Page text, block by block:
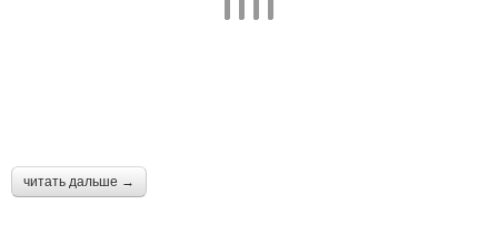
читать дальше →